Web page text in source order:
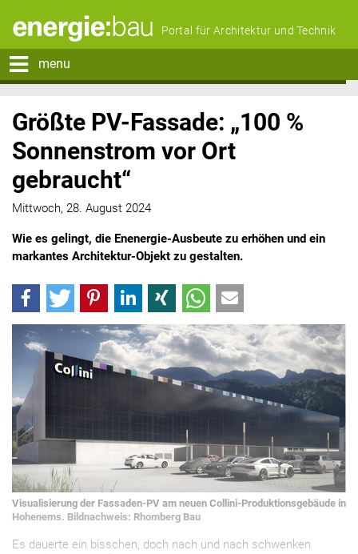
Portal für Architektur und Technik
menu
Größte PV-Fassade: „100 %
Sonnenstrom vor Ort
gebraucht“
Mittwoch, 28. August 2024
Wie es gelingt, die Enenergie-Ausbeute zu erhöhen und ein
markantes Architektur-Objekt zu gestalten.
Visualisierung der Fassaden-PV am neuen Collini-Produktionsgebäude in
Hohenems. Bildnachweis: Rhomberg Bau
Es dauerte ein bisschen, doch nach und nach schwenken